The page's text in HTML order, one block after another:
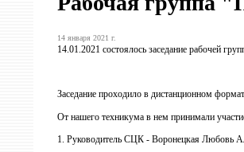
14 января 2021 г.
14.01.2021 состоялось заседание рабочей
Заседание проходило в дистанционном
От нашего техникума в нем принимали
1. Руководитель СЦК - Воронецкая Любовь